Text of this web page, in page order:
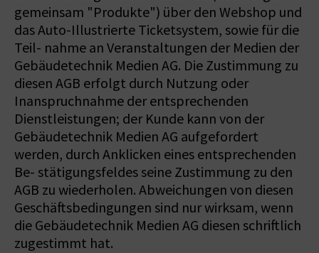
gemeinsam "Produkte") über den Webshop und
das Auto-Illustrierte Ticketsystem, sowie für die
Teil- nahme an Veranstaltungen der Medien der
Gebäudetechnik Medien AG. Die Zustimmung zu
diesen AGB erfolgt durch Nutzung oder
Inanspruchnahme der entsprechenden
Dienstleistungen; der Kunde kann von der
Gebäudetechnik Medien AG aufgefordert
werden, durch Anklicken eines entsprechenden
Be- stätigungsfeldes seine Zustimmung zu den
AGB zu wiederholen. Abweichungen von diesen
Geschäftsbedingungen sind nur wirksam, wenn
die Gebäudetechnik Medien AG diesen schriftlich
zugestimmt hat.